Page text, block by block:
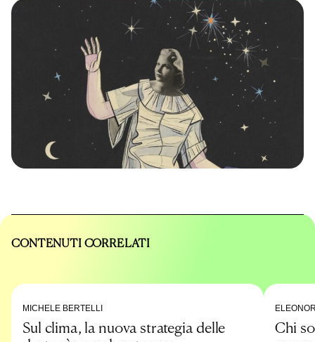
CONTENUTI CORRELATI
MICHELE BERTELLI
Sul clima, la nuova strategia delle
Chi